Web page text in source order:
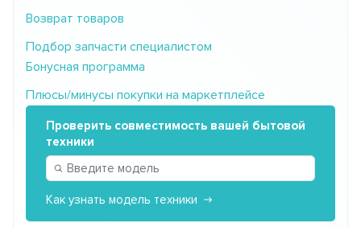
Возврат товаров
Подбор запчасти специалистом
Бонусная программа
Плюсы/минусы покупки на маркетплейсе
Проверить совместимость вашей бытовой
техники
Как узнать модель техники